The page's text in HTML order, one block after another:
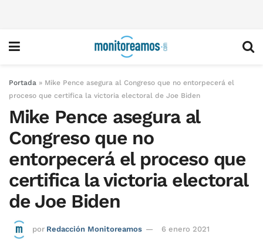
Portada » Mike Pence asegura al Congreso que no entorpecerá el
proceso que certifica la victoria electoral de Joe Biden
Mike Pence asegura al
Congreso que no
entorpecerá el proceso que
certifica la victoria electoral
de Joe Biden
por Redacción Monitoreamos 6 enero 2021